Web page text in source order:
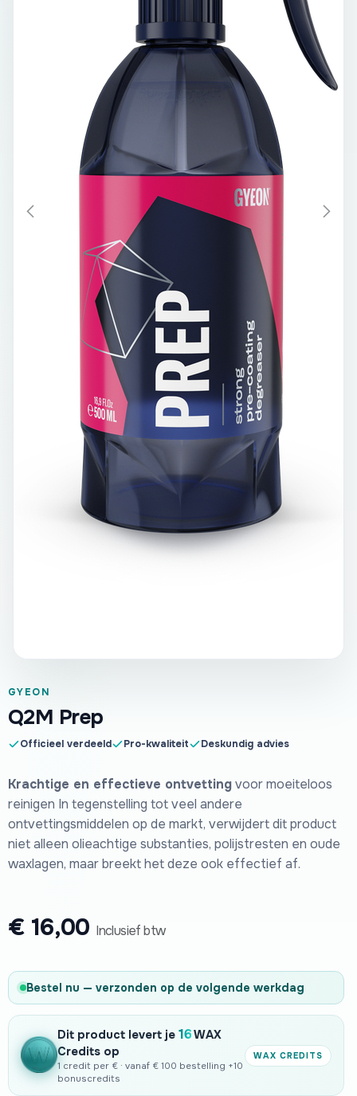
GYEON
Q2M Prep
Officieel verdeeld Pro-kwaliteit Deskundig advies
Krachtige en effectieve ontvettingvoor moeiteloos
reinigen In tegenstelling tot veel andere
ontvettingsmiddelen op de markt, verwijdert dit product
niet alleen olieachtige substanties, polijstresten en oude
waxlagen, maar breekt het deze ook effectief af.
€ 16,00 Inclusief btw
Bestel nu — verzonden op de volgende werkdag
Dit product levert je 16WAX
Credits op
1 credit per € · vanaf € 100 bestelling +10
bonuscredits
WAX CREDITS